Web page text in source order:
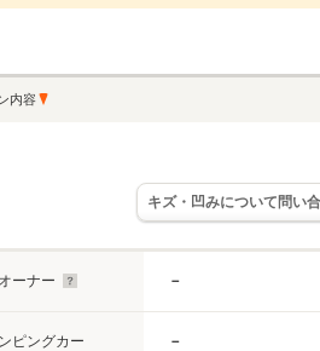
内容
キズ・凹みについて問い
ーナー －
ピングカー －